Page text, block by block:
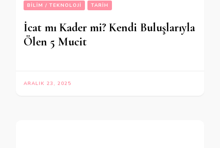
BILIM / TEKNOLOJI TARIH
İcat mı Kader mi? Kendi Buluşlarıyla
Ölen 5 Mucit
ARALIK 23, 2025